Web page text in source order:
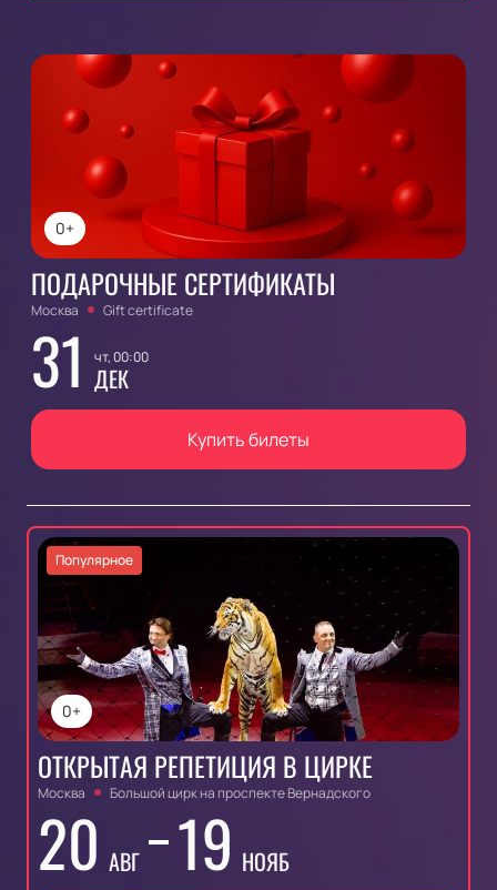
0+
ПОДАРОЧНЫЕ СЕРТИФИКАТЫ
Москва Gift certificate
31 чт, 00:00
ДЕК
Купить билеты
0+
Популярное
ОТКРЫТАЯ РЕПЕТИЦИЯ В ЦИРКЕ
Москва Большой цирк на проспекте Вернадского
20 АВГ 19 НОЯБ